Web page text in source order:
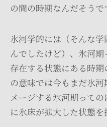
の間の時期なんだそうで
氷河学的には（そんな
んでしたけど）、氷河
存在する状態にある時
の意味では今もまだ氷
メージする氷河期って
に氷床が拡大した状態を